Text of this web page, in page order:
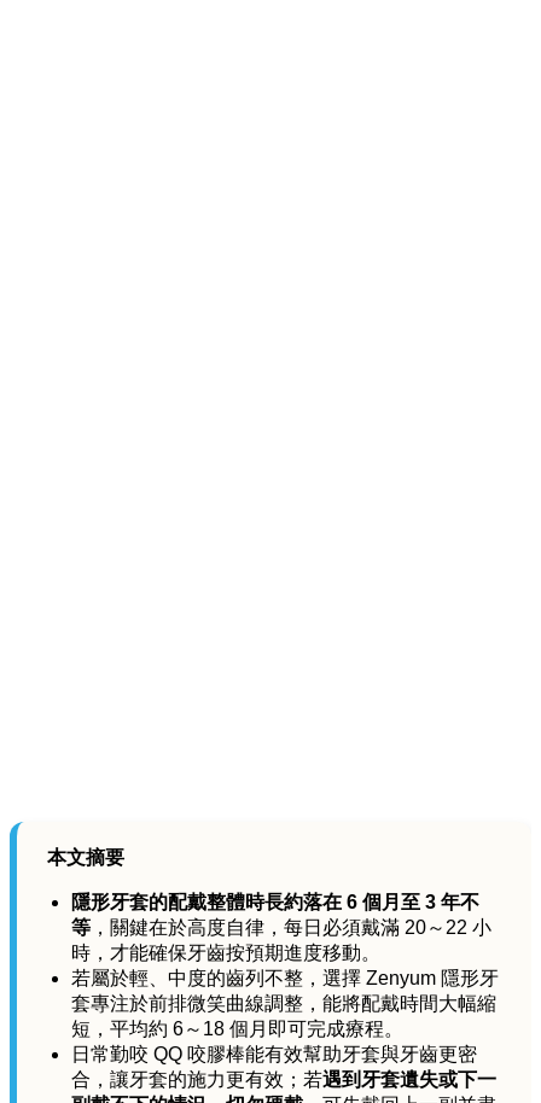
本文摘要
隱形牙套的配戴整體時長約落在 6 個月至 3 年不
等 ，關鍵在於高度自律，每日必須戴滿 20～22 小
時，才能確保牙齒按預期進度移動。
若屬於輕、中度的齒列不整，選擇 Zenyum 隱形牙
套專注於前排微笑曲線調整，能將配戴時間大幅縮
短，平均約 6～18 個月即可完成療程。
日常勤咬 QQ 咬膠棒能有效幫助牙套與牙齒更密
合，讓牙套的施力更有效；若遇到牙套遺失或下一